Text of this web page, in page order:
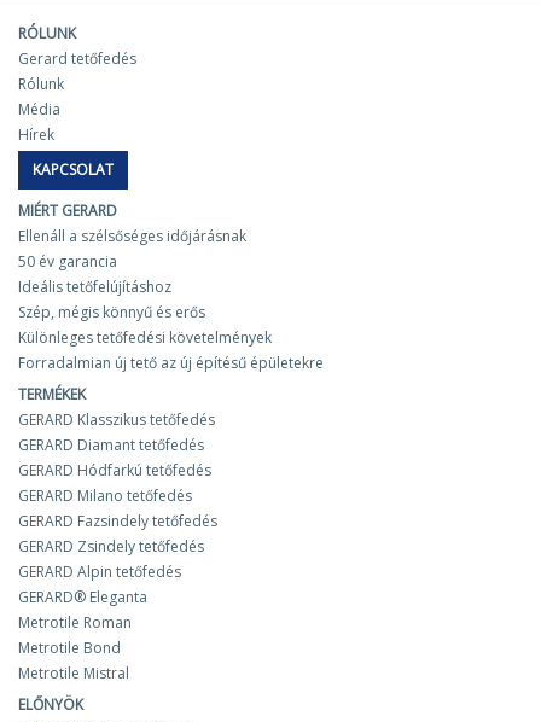
RÓLUNK
Gerard tetőfedés
Rólunk
Média
Hírek
KAPCSOLAT
MIÉRT GERARD
Ellenáll a szélsőséges időjárásnak
50 év garancia
Ideális tetőfelújításhoz
Szép, mégis könnyű és erős
Különleges tetőfedési követelmények
Forradalmian új tető az új építésű épületekre
TERMÉKEK
GERARD Klasszikus tetőfedés
GERARD Diamant tetőfedés
GERARD Hódfarkú tetőfedés
GERARD Milano tetőfedés
GERARD Fazsindely tetőfedés
GERARD Zsindely tetőfedés
GERARD Alpin tetőfedés
GERARD® Eleganta
Metrotile Roman
Metrotile Bond
Metrotile Mistral
ELŐNYÖK